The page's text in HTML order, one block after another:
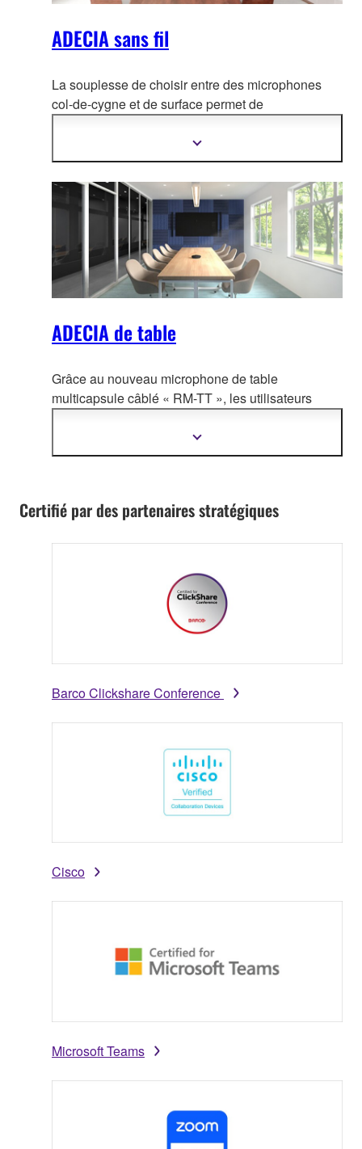
ADECIA sans fil
La souplesse de choisir entre des microphones
col-de-cygne et de surface permet de
l'espace de conférence le plus confortable
sans se soucier du câblage ou des modifications
de configuration en cas de changement de
disposition.
Afficher
ADECIA de table
Grâce au nouveau microphone de table
multicapsule câblé « RM-TT », les utilisateurs
adapter ADECIA à leurs besoins.
Afficher
Certifié par des partenaires stratégiques
Barco Clickshare Conference
Cisco
Microsoft Teams